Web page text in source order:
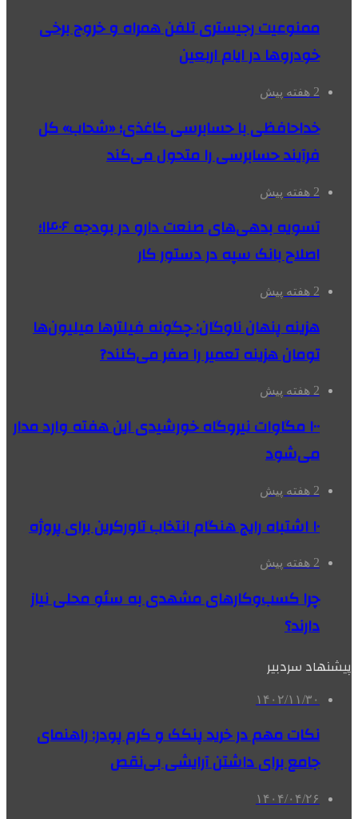
ممنوعیت رجیستری تلفن همراه و خروج برخی
خودروها در ایام اربعین
2 هفته پیش
خداحافظی با حسابرسی کاغذی؛ «شحاب» کل
فرآیند حسابرسی را متحول می‌کند
2 هفته پیش
تسویه بدهی‌های صنعت دارو در بودجه ۱۴۰۶؛
اصلاح بانک سپه در دستور کار
2 هفته پیش
هزینه پنهان ناوگان: چگونه فیلترها میلیون‌ها
تومان هزینه تعمیر را صفر می‌کنند?
2 هفته پیش
۱۰۰ مگاوات نیروگاه‌ خورشیدی این هفته وارد مدار
می‌شود
2 هفته پیش
۱۰ اشتباه رایج هنگام انتخاب تاورکرین برای پروژه
2 هفته پیش
چرا کسب‌وکارهای مشهدی به سئو محلی نیاز
دارند؟
پیشنهاد سردبیر
۱۴۰۲/۱۱/۳۰
نکات مهم در خرید پنکک و کرم پودر: راهنمای
جامع برای داشتن آرایشی بی‌نقص
۱۴۰۴/۰۴/۲۶